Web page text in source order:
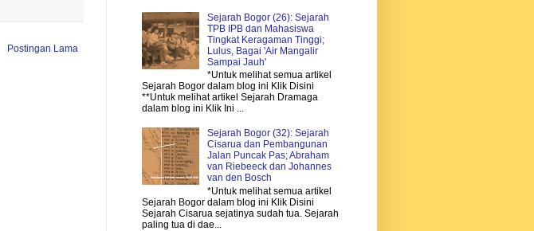
Postingan Lama
Sejarah Bogor (26): Sejarah
TPB IPB dan Mahasiswa
Tingkat Keragaman Tinggi;
Lulus, Bagai 'Air Mangalir
Sampai Jauh'
*Untuk melihat semua artikel
Sejarah Bogor dalam blog ini Klik Disini
**Untuk melihat artikel Sejarah Dramaga
dalam blog ini Klik Ini ...
Sejarah Bogor (32): Sejarah
Cisarua dan Pembangunan
Jalan Puncak Pas; Abraham
van Riebeeck dan Johannes
van den Bosch
*Untuk melihat semua artikel
Sejarah Bogor dalam blog ini Klik Disini
Sejarah Cisarua sejatinya sudah tua. Sejarah
paling tua di dae...